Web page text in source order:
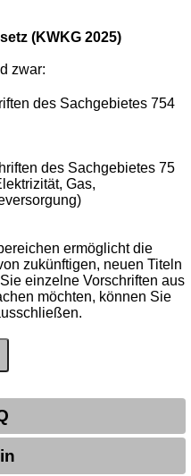
(KWKG 2025)
zwar:
des Sachgebietes 754
des Sachgebietes 75
Gas,
ermöglicht die
zukünftigen, neuen Titeln
einzelne Vorschriften aus
möchten, können Sie